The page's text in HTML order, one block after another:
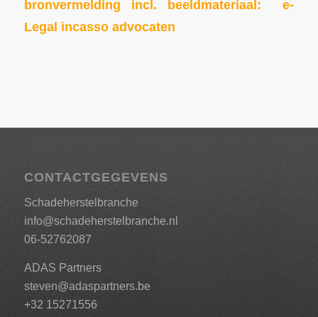
bronvermelding incl. beeldmateriaal:e-
Legal incasso advocaten
CONTACTGEGEVENS
Schadeherstelbranche
info@schadeherstelbranche.nl
06-52762087
ADAS Partners
steven@adaspartners.be
+32 15271556